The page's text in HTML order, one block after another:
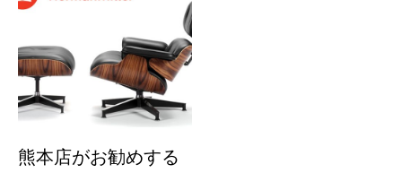
for Business
Recruit
Contact
熊本店がお勧めする